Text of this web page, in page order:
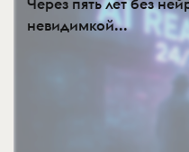
Через пять лет без
невидимкой...